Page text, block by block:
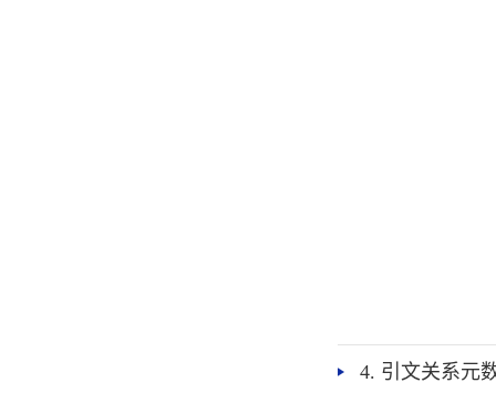
4. 引文关系元